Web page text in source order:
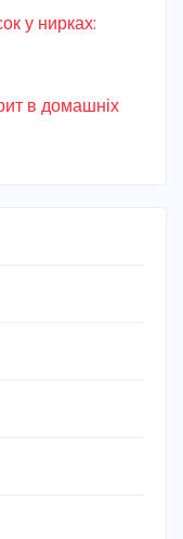
у нирках:
в домашніх